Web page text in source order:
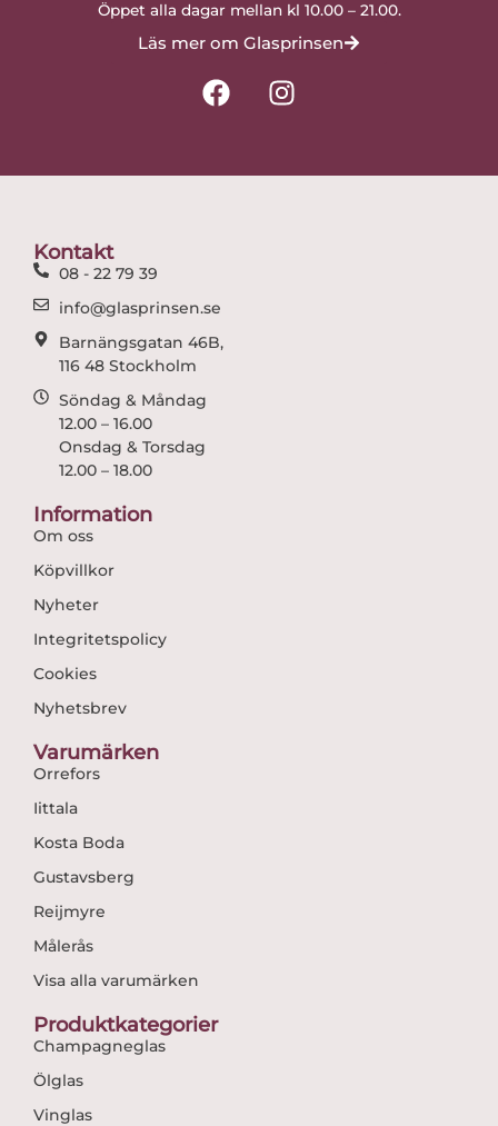
Öppet alla dagar mellan kl 10.00 – 21.00.
Läs mer om Glasprinsen
F
a
I
n
Kontakt
08 - 22 79 39
info@glasprinsen.se
Barnängsgatan 46B,
116 48 Stockholm
Söndag & Måndag
12.00 – 16.00
Onsdag & Torsdag
12.00 – 18.00
Information
Om oss
Köpvillkor
Nyheter
Integritetspolicy
Cookies
Nyhetsbrev
Varumärken
Orrefors
Iittala
Kosta Boda
Gustavsberg
Reijmyre
Målerås
Visa alla varumärken
Produktkategorier
Champagneglas
Ölglas
Vinglas